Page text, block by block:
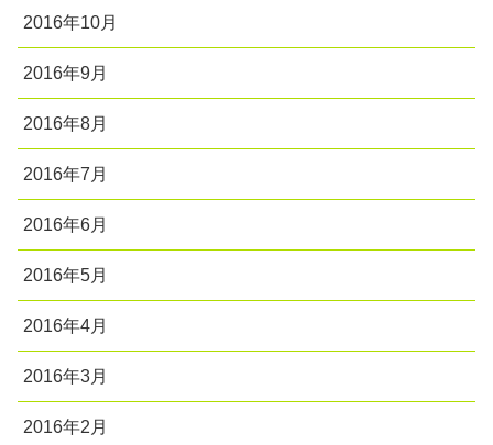
2016年10月
2016年9月
2016年8月
2016年7月
2016年6月
2016年5月
2016年4月
2016年3月
2016年2月